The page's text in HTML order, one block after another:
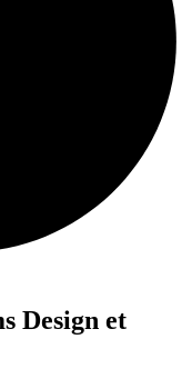
Design et